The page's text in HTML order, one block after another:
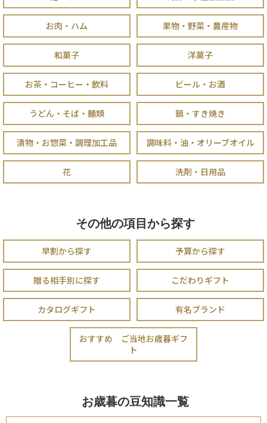
お肉・ハム 果物・野菜・農産物
和菓子 洋菓子
お茶・コーヒー・飲料 ビール・お酒
うどん・そば・麺類 鍋・すき焼き
漬物・お惣菜・調理加工品 調味料・油・オリーブオイル
花 洗剤・日用品
その他の項目から探す
早割から探す 予算から探す
贈る相手別に探す こだわりギフト
カタログギフト 有名ブランド
おすすめ ご当地お歳暮ギフ
ト
お歳暮の豆知識一覧